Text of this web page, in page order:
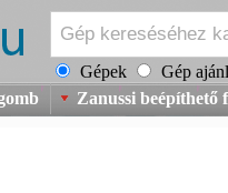
Gépek
Gép
Zanussi beépíthető